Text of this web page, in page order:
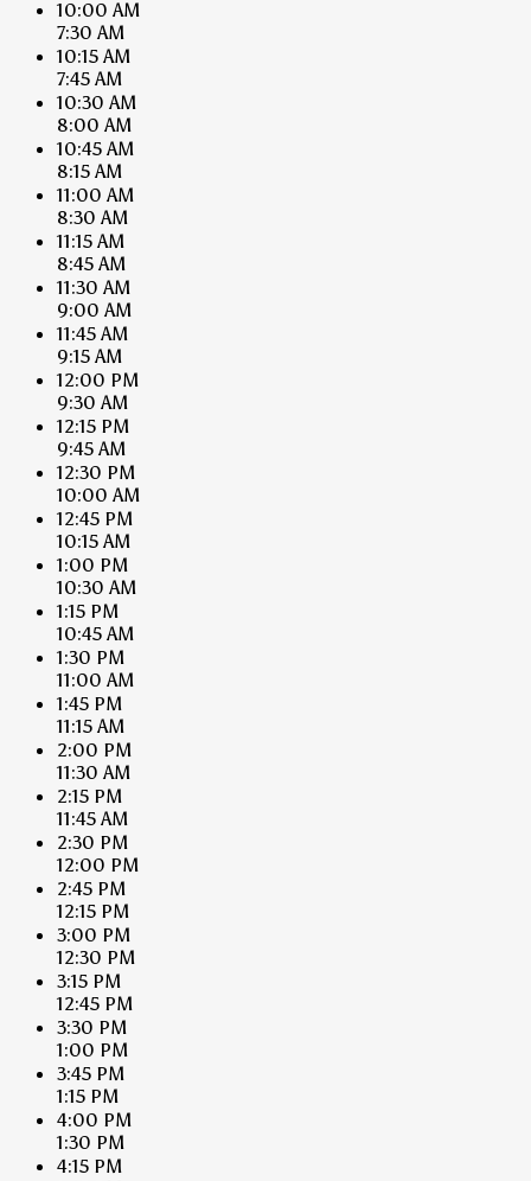
10:00 AM
7:30 AM
10:15 AM
7:45 AM
10:30 AM
8:00 AM
10:45 AM
8:15 AM
11:00 AM
8:30 AM
11:15 AM
8:45 AM
11:30 AM
9:00 AM
11:45 AM
9:15 AM
12:00 PM
9:30 AM
12:15 PM
9:45 AM
12:30 PM
10:00 AM
12:45 PM
10:15 AM
1:00 PM
10:30 AM
1:15 PM
10:45 AM
1:30 PM
11:00 AM
1:45 PM
11:15 AM
2:00 PM
11:30 AM
2:15 PM
11:45 AM
2:30 PM
12:00 PM
2:45 PM
12:15 PM
3:00 PM
12:30 PM
3:15 PM
12:45 PM
3:30 PM
1:00 PM
3:45 PM
1:15 PM
4:00 PM
1:30 PM
4:15 PM